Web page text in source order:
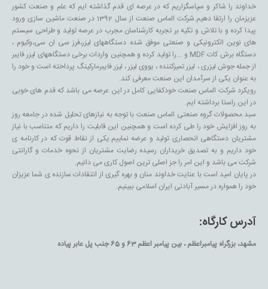
خداوند را شاکر و سپاسگزاریم که در عرصه ای قدم گذاشته ایم که علم و صنعت کشور
عزیزمان را ارتقا دهیم.شرکت الماس صنعت از سال 1392 در صنعت ماشین سازی ورود
پیدا کرده و با تلاش و تکیه بر تجربه کارشناسان مجرب در عرصه تولید و طراحی سیستم
های نوین الکترونیکی و صنعتی موفق شده دستگاههای لیزر،فرز سی ان سی،وکیوم ،
دستگاه برش کات MDF و …را تولید کرده و همچنین واردات برخی دستگاههای لیزر فایبر
از جمله جوش لیزری ، لیزر تمیزکننده ، یووی لیزر ، لیزر فایبرمارکینگ پرداخته است و خود را
به عنوان یکی از سرآمدان این صنعت معرفی کند.
رویکرد شرکت الماس صنعت خودکفایی کامل در این عرصه می باشد که قدم های خوبی
در این راستا برداشته ایم.
سبد محصولات گروه صنعتی الماس صنعت با توجه به نیازهای تحلیل شده در جامعه روز
به روز افزایش خود را طی کرده است و همچنین این قابلیت را داریم که متناسب با نیاز
مشتریان دستگاهی انحصاری تولید و عرضه نماییم.یکی از نقاط قوت که در کارنامه ی
خود داریم و به تصدیق خریداران رسیده رضایت مشتریان از نحوه خدمات و گارانتی
شرکت می باشد و این امر را جز اصلی ترین اصول کاری می دانیم.
در پایان امید است با عنایت خداوند منان و بهره گیری از انتقادات سازنده ی شما عزیزان
خود را همواره در مسیر آبادنی ایران اسلامی ببینیم.
آدرس کارگاه:
مشهد، بزرگراه پیامبراعظم ، بین پیامبر اعظم 63 و 65 جنب پل عابر پیاده